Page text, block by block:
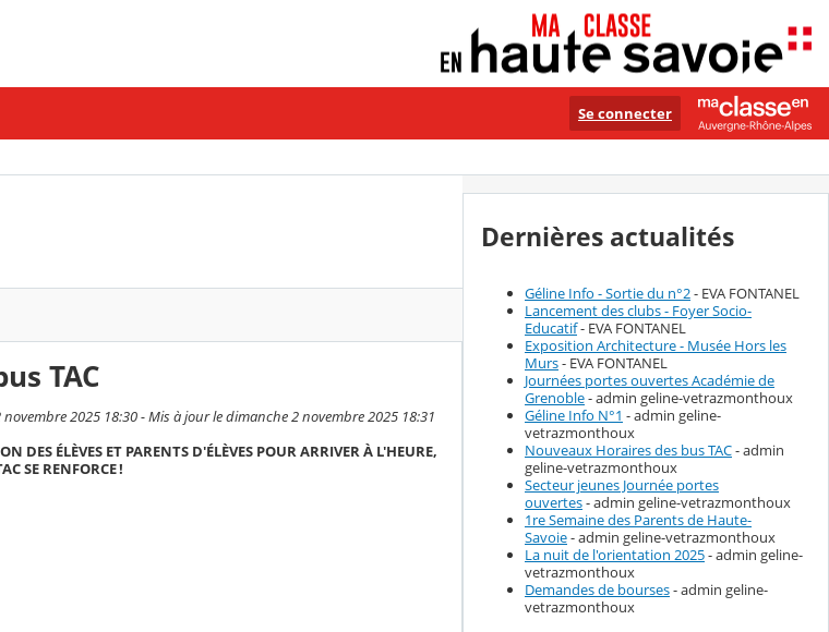
Se connecter
TAC
2025 18:30 - Mis à jour le dimanche 2 novembre 2025 18:31
DES ÉLÈVES ET PARENTS D'ÉLÈVES POUR ARRIVER À L'HEURE,
SE RENFORCE !
Dernières actualités
Géline Info - Sortie du n°2- EVA FONTANEL
Lancement des clubs - Foyer Socio-
Educatif- EVA FONTANEL
Exposition Architecture - Musée Hors les
Murs- EVA FONTANEL
Journées portes ouvertes Académie de
Grenoble- admin geline-vetrazmonthoux
Géline Info N°1 - admin geline-
vetrazmonthoux
Nouveaux Horaires des bus TAC- admin
geline-vetrazmonthoux
Secteur jeunes Journée portes
ouvertes- admin geline-vetrazmonthoux
1re Semaine des Parents de Haute-
Savoie- admin geline-vetrazmonthoux
La nuit de l'orientation 2025- admin geline-
vetrazmonthoux
Demandes de bourses- admin geline-
vetrazmonthoux